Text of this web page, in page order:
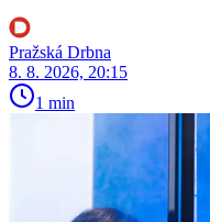
Pražská Drbna
8. 8. 2026, 20:15
1 min